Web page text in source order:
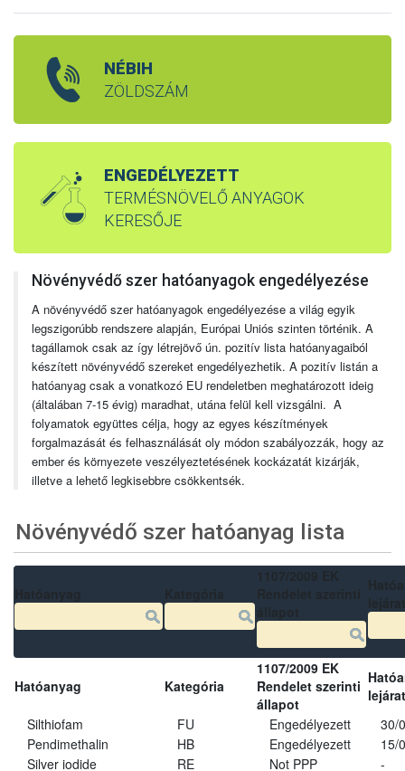
NÉBIH
ZÖLDSZÁM
ENGEDÉLYEZETT
TERMÉSNÖVELŐ ANYAGOK
KERESŐJE
Növényvédő szer hatóanyagok engedélyezése
A növényvédő szer hatóanyagok engedélyezése a világ egyik
legszigorúbb rendszere alapján, Európai Uniós szinten történik. A
tagállamok csak az így létrejövő ún. pozitív lista hatóanyagaiból
készített növényvédő szereket engedélyezhetik. A pozitív listán a
hatóanyag csak a vonatkozó EU rendeletben meghatározott ideig
(általában 7-15 évig) maradhat, utána felül kell vizsgálni. A
folyamatok együttes célja, hogy az egyes készítmények
forgalmazását és felhasználását oly módon szabályozzák, hogy az
ember és környezete veszélyeztetésének kockázatát kizárják,
illetve a lehető legkisebbre csökkentsék.
Növényvédő szer hatóanyag lista
Hatóanyag Kategória
1107/2009 EK
Rendelet szerinti
állapot
Silthiofam
FU Engedélyezett
30/
Pendimethalin
HB Engedélyezett
15/
Silver iodide
RE Not PPP
-